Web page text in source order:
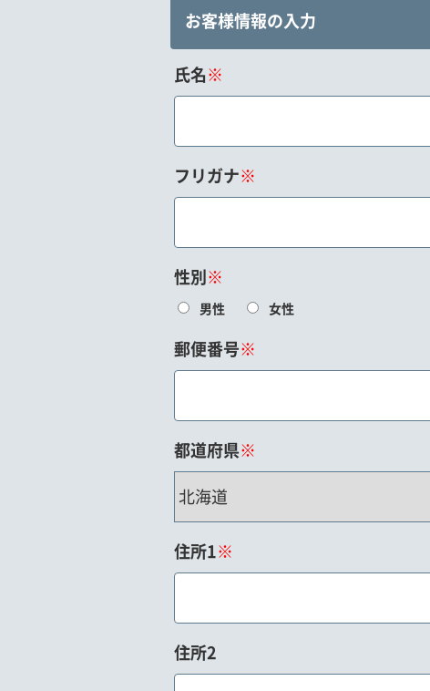
お客様情報の入力
氏名※
フリガナ※
性別※
男性 女性
郵便番号※
都道府県※
住所1※
住所2